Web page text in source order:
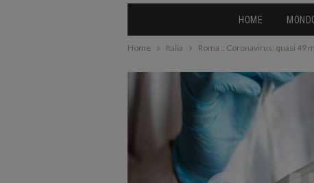
HOME
Home Italia Roma :: Coronavirus: quasi 49